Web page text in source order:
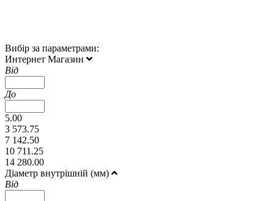
Вибір за параметрами:
Интернет Магазин
Від
До
5.00
3 573.75
7 142.50
10 711.25
14 280.00
Діаметр внутрішній (мм)
Від